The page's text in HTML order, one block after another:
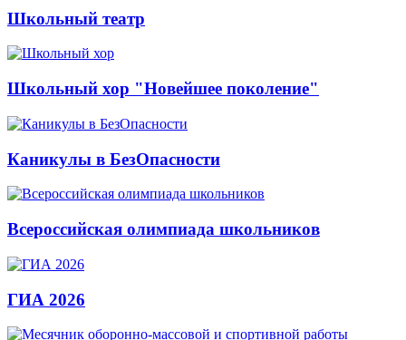
Школьный театр
Школьный хор "Новейшее поколение"
Каникулы в БезОпасности
Всероссийская олимпиада школьников
ГИА 2026